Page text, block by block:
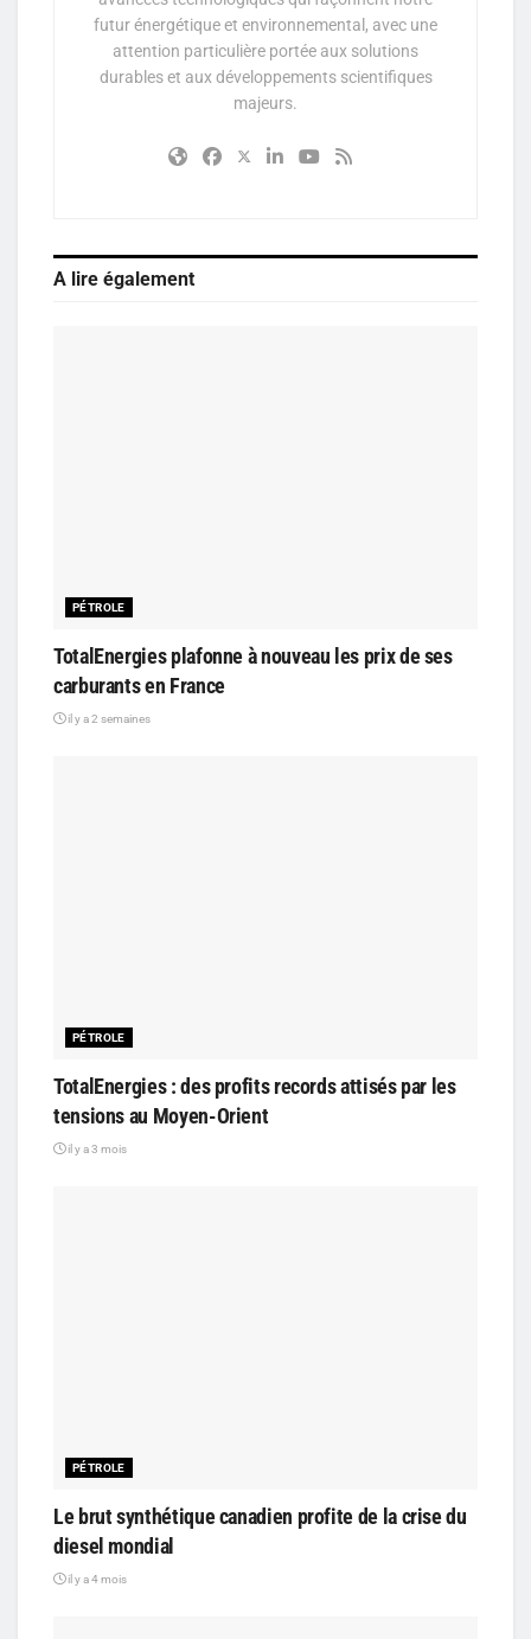
futur énergétique et environnemental, avec une
attention particulière portée aux solutions
durables et aux développements scientifiques
majeurs.
A lire également
PÉTROLE
TotalEnergies plafonne à nouveau les prix de ses
carburants en France
il y a 2 semaines
PÉTROLE
TotalEnergies : des profits records attisés par les
tensions au Moyen-Orient
il y a 3 mois
PÉTROLE
Le brut synthétique canadien profite de la crise du
diesel mondial
il y a 4 mois